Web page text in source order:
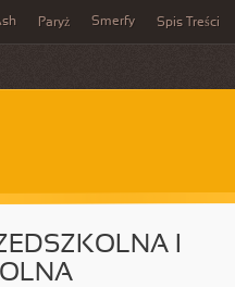
Paryż Smerfy Spis Treści
I